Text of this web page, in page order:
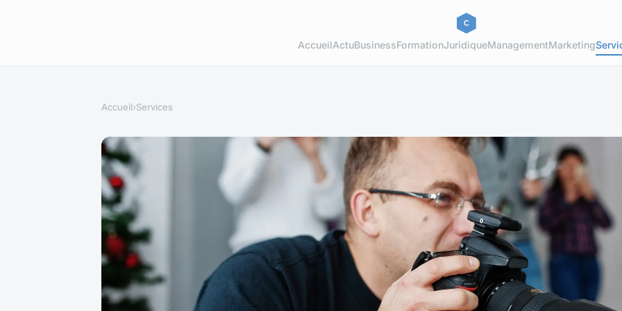
AccueilActuBusinessFormationJuridiqueManagementMarketing
Accueil›Services